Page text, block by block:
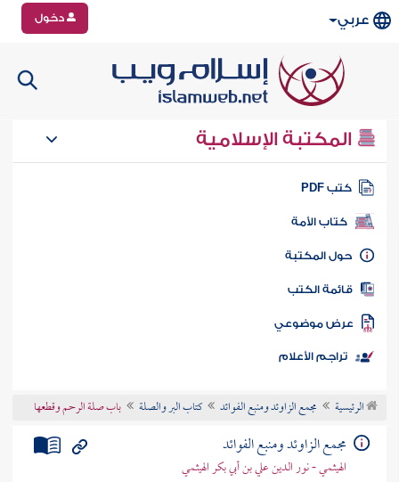
عربي دخول
المكتبة الإسلامية
كتب PDF
كتاب الأمة
المكتبة
الكتب
موضوعي
تراجم الأعلام
الرئيسية مجمع الزاوئد ومنبع الفوائد كتاب البر والصلة باب صلة الرحم وقطعها
مجمع الزاوئد ومنبع الفوائد
الهيثمي - نور الدين علي بن أبي بكر الهيثمي